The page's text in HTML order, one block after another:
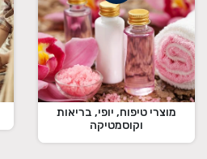
מוצרי טיפוח, יופי, בריאות
וקוסמטיקה